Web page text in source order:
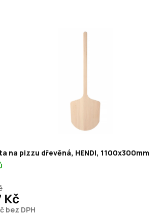
na pizzu dřevěná, HENDI, 1100x300mm
bez DPH
Kč